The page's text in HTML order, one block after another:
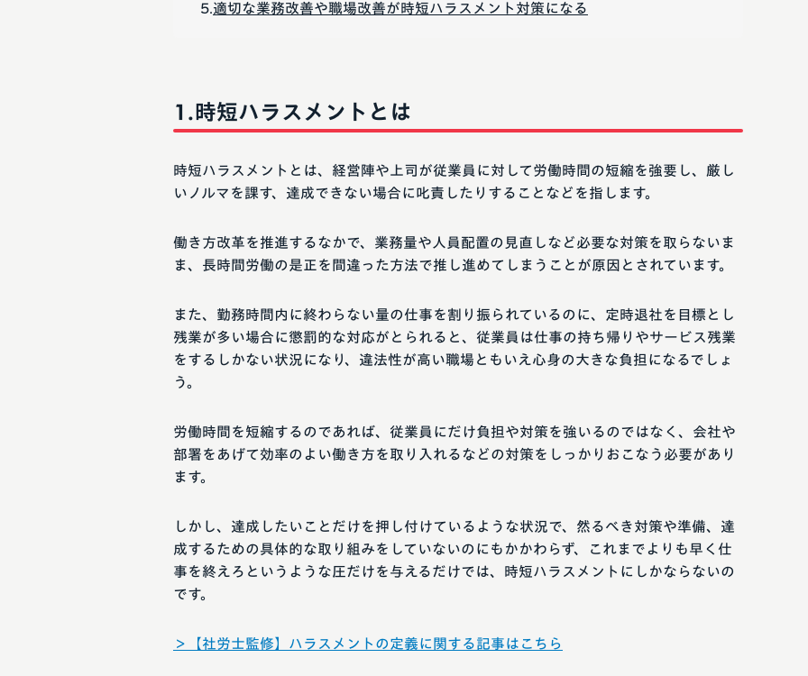
適切な業務改善や職場改善が時短ハラスメント対策になる
時短ハラスメントとは
時短ハラスメントとは、経営陣や上司が従業員に対して労働時間の短縮を強要し、厳し
いノルマを課す、達成できない場合に叱責したりすることなどを指します。
働き方改革を推進するなかで、業務量や人員配置の見直しなど必要な対策を取らないま
ま、長時間労働の是正を間違った方法で推し進めてしまうことが原因とされています。
また、勤務時間内に終わらない量の仕事を割り振られているのに、定時退社を目標とし
残業が多い場合に懲罰的な対応がとられると、従業員は仕事の持ち帰りやサービス残業
をするしかない状況になり、違法性が高い職場ともいえ心身の大きな負担になるでしょ
う。
労働時間を短縮するのであれば、従業員にだけ負担や対策を強いるのではなく、会社や
部署をあげて効率のよい働き方を取り入れるなどの対策をしっかりおこなう必要があり
ます。
しかし、達成したいことだけを押し付けているような状況で、然るべき対策や準備、達
成するための具体的な取り組みをしていないのにもかかわらず、これまでよりも早く仕
事を終えろというような圧だけを与えるだけでは、時短ハラスメントにしかならないの
です。
＞【社労士監修】ハラスメントの定義に関する記事はこちら